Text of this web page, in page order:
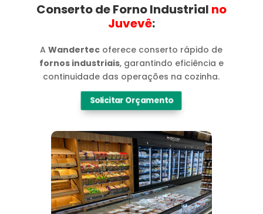
Conserto de Forno Industrial no
Juvevê​:
AWandertec oferece conserto rápido de
fornos industriais, garantindo eficiência e
continuidade das operações na cozinha.
Solicitar Orçamento